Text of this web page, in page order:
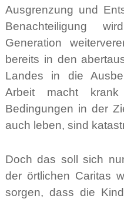
Ausgrenzung und
Benachteiligung
Generation
bereits in den
Landes in die
Arbeit macht
Bedingungen in der
auch leben, sind
Doch das soll sich
der örtlichen Caritas
sorgen, dass die